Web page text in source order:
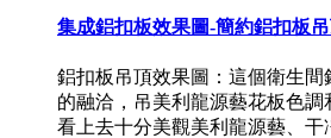
集成鋁扣板效果圖-簡約鋁扣板
鋁扣板吊頂效果圖：這個衛生間
的融洽，吊美利龍源藝花板色
看上去十分美觀美利龍源藝、干